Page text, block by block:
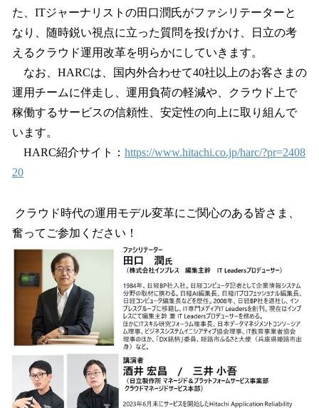
た、ITジャーナリストの田口潤氏がファシリテーターと
なり、随時鋭い視点に立った質問を投げかけ、日立の考
えるクラウド運用改革を明らかにしていきます。
なお、HARCは、国内外合わせて40社以上のお客さまの
運用チームに伴走し、運用負荷の軽減や、クラウド上で
稼働するサービスの信頼性、安定性の向上に取り組んで
います。
HARC紹介サイト： https://www.hitachi.co.jp/harc/?pr=2408
20
クラウド時代の運用モデル変革にご関心のある皆さま、
奮ってご参加ください！